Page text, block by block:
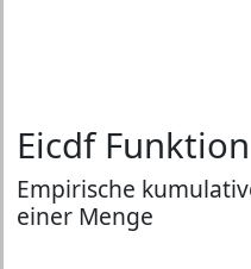
Eicdf Funktion
Empirische
einer Menge